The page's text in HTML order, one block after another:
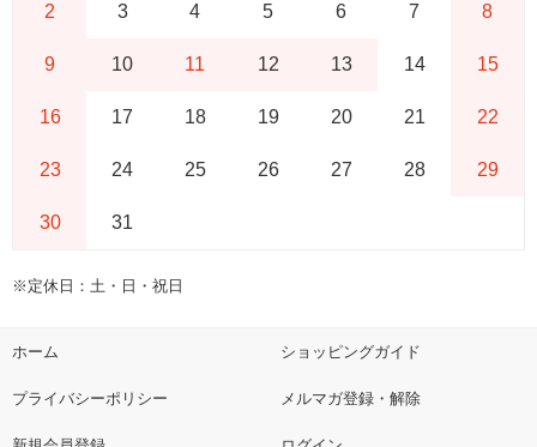
2 3 4 5 6 7 8
9 10 11 12 13 14 15
16 17 18 19 20 21 22
23 24 25 26 27 28 29
30 31
※定休日：土・日・祝日
ホーム ショッピングガイド
プライバシーポリシー メルマガ登録・解除